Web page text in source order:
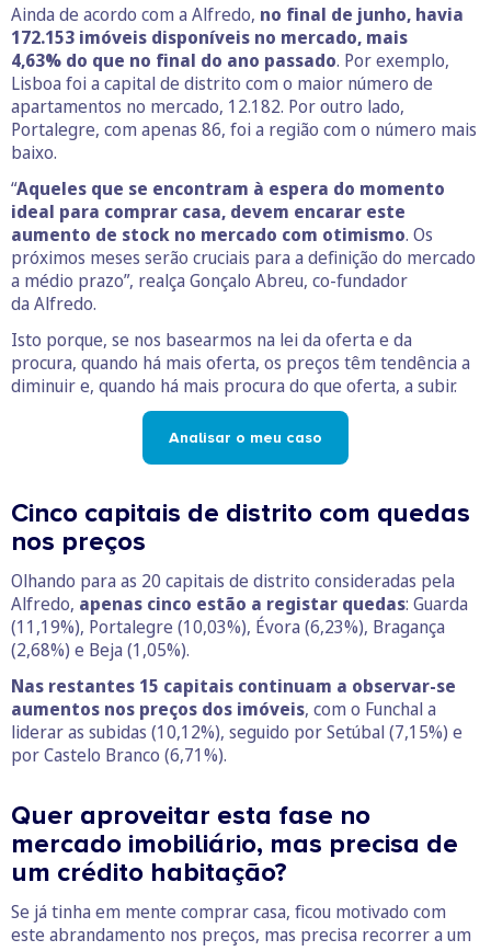
Ainda de acordo com a Alfredo, no final de junho, havia
172.153 imóveis disponíveis no mercado, mais
4,63% do que no final do ano passado. Por exemplo,
Lisboa foi a capital de distrito com o maior número de
apartamentos no mercado, 12.182. Por outro lado,
Portalegre, com apenas 86, foi a região com o número mais
baixo.
“Aqueles que se encontram à espera do momento
ideal para comprar casa, devem encarar este
aumento de stock no mercado com otimismo. Os
próximos meses serão cruciais para a definição do mercado
a médio prazo”, realça Gonçalo Abreu, co-fundador
da Alfredo.
Isto porque, se nos basearmos na lei da oferta e da
procura, quando há mais oferta, os preços têm tendência a
diminuir e, quando há mais procura do que oferta, a subir.
Analisar o meu caso
Cinco capitais de distrito com quedas
nos preços
Olhando para as 20 capitais de distrito consideradas pela
Alfredo, apenas cinco estão a registar quedas: Guarda
(11,19%), Portalegre (10,03%), Évora (6,23%), Bragança
(2,68%) e Beja (1,05%).
Nas restantes 15 capitais continuam a observar-se
aumentos nos preços dos imóveis, com o Funchal a
liderar as subidas (10,12%), seguido por Setúbal (7,15%) e
por Castelo Branco (6,71%).
Quer aproveitar esta fase no
mercado imobiliário, mas precisa de
um crédito habitação?
Se já tinha em mente comprar casa, ficou motivado com
este abrandamento nos preços, mas precisa recorrer a um